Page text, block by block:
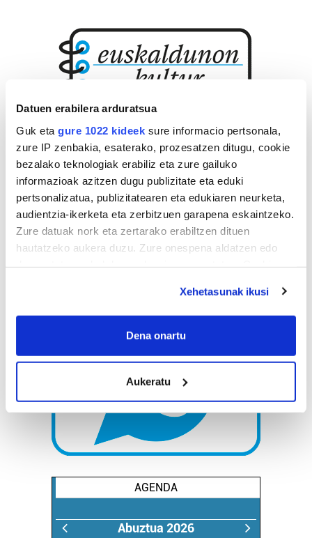
Datuen erabilera arduratsua
Guk eta gure 1022 kideek sure informacio pertsonala,
zure IP zenbakia, esaterako, prozesatzen ditugu, cookie
bezalako teknologiak erabiliz eta zure gailuko
informazioak azitzen dugu publizitate eta eduki
pertsonalizatua, publizitatearen eta edukiaren neurketa,
audientzia-ikerketa eta zerbitzuen garapena eskaintzeko.
Zure datuak nork eta zertarako erabiltzen dituen
hautatzeko aukera duzu. Zure onespena aldatzen edo
If you allow, we would also like to:
Collect information about your geographical
meters
Identify your device by actively scanning it for
specific characteristics (fingerprinting)
Find out more about how your personal data is processed
and set your preferences in the details section
prozesatzen ditugu, zure IP zenbakia, besteak beste,
pertsonalizatuak eskaintzeko, iragarkiak eta edukia
Xehetasunak ikusi
Dena onartu
Aukeratu
AGENDA
Abuztua 2026